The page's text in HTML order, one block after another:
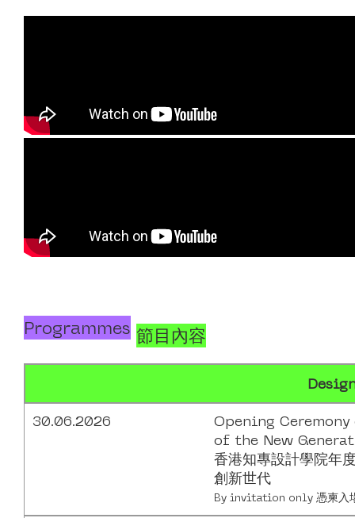
Programmes 節目內容
30.06.2026
Opening
of the New
香港知專設計學院年
創新世代
By invitation only 憑柬入